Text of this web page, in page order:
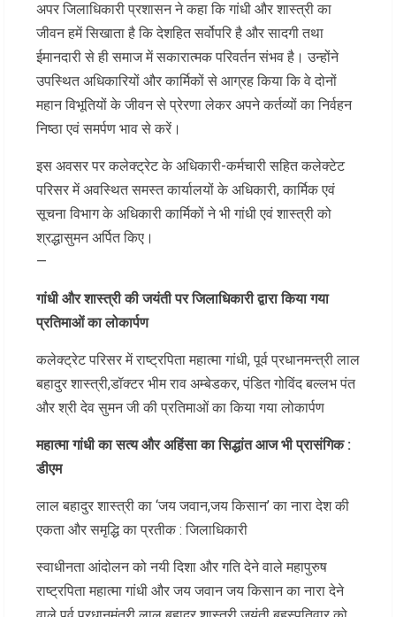
अपर जिलाधिकारी प्रशासन ने कहा कि गांधी और शास्त्री का
जीवन हमें सिखाता है कि देशहित सर्वोपरि है और सादगी तथा
ईमानदारी से ही समाज में सकारात्मक परिवर्तन संभव है। उन्होंने
उपस्थित अधिकारियों और कार्मिकों से आग्रह किया कि वे दोनों
महान विभूतियों के जीवन से प्रेरणा लेकर अपने कर्तव्यों का निर्वहन
निष्ठा एवं समर्पण भाव से करें।
इस अवसर पर कलेक्ट्रेट के अधिकारी-कर्मचारी सहित कलेक्टेट
परिसर में अवस्थित समस्त कार्यालयों के अधिकारी, कार्मिक एवं
सूचना विभाग के अधिकारी कार्मिकों ने भी गांधी एवं शास्त्री को
श्रद्धासुमन अर्पित किए।
—
गांधी और शास्त्री की जयंती पर जिलाधिकारी द्वारा किया गया
प्रतिमाओं का लोकार्पण
कलेक्ट्रेट परिसर में राष्ट्रपिता महात्मा गांधी, पूर्व प्रधानमन्त्री लाल
बहादुर शास्त्री,डॉक्टर भीम राव अम्बेडकर, पंडित गोविंद बल्लभ पंत
और श्री देव सुमन जी की प्रतिमाओं का किया गया लोकार्पण
महात्मा गांधी का सत्य और अहिंसा का सिद्धांत आज भी प्रासंगिक :
डीएम
लाल बहादुर शास्त्री का ‘जय जवान,जय किसान’ का नारा देश की
एकता और समृद्धि का प्रतीक : जिलाधिकारी
​स्वाधीनता आंदोलन को नयी दिशा और गति देने वाले महापुरुष
राष्ट्रपिता महात्मा गांधी और जय जवान जय किसान का नारा देने